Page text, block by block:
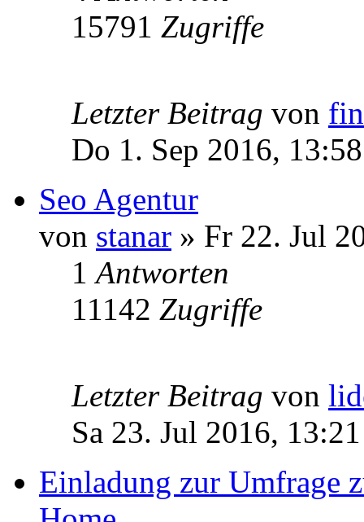
15791 Zugriffe
Letzter Beitrag von
Do 1. Sep 2016, 13:58
Seo Agentur
von stanar » Fr 22. Jul
1Antworten
11142 Zugriffe
Letzter Beitrag von
Sa 23. Jul 2016, 13:21
Einladung zur Umfrage